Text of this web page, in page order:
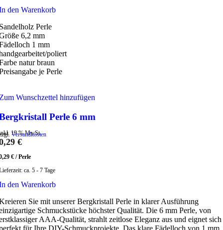
den Warenkorb
Perle
6,2 mm
1 mm
poliert
natur braun
je Perle
Wunschzettel hinzufügen
Perle 6 mm
19 % MwSt.
Versandkosten
€
€ /Perle
ca. 5 - 7 Tage
den Warenkorb
Sie mit unserer Bergkristall Perle in klarer Ausführung
Schmuckstücke höchster Qualität. Die 6 mm Perle, von
AAA-Qualität, strahlt zeitlose Eleganz aus und eignet sich
für Ihre DIY-Schmuckprojekte. Das klare Fädelloch von 1 mm